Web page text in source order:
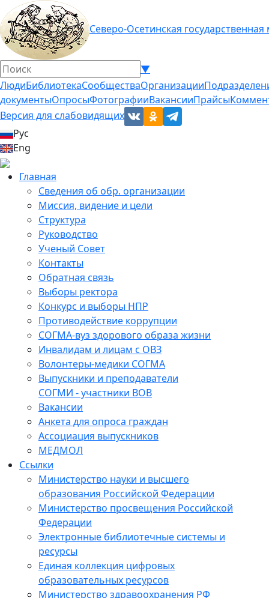
Северо-Осетинская
▼
ЛюдиБиблиотекаСообществаОрганизации
документыОпросыФотографииВакансииПрайсы
Версия для слабовидящих
Рус
Eng
Главная
Сведения об обр. организации
Миссия, видение и цели
Структура
Руководство
Ученый Совет
Контакты
Обратная связь
Выборы ректора
Конкурс и выборы НПР
Противодействие коррупции
СОГМА-вуз здорового образа жизни
Инвалидам и лицам с ОВЗ
Волонтеры-медики СОГМА
Выпускники и преподаватели
СОГМИ - участники ВОВ
Вакансии
Анкета для опроса граждан
Ассоциация выпускников
МЕДМОЛ
Ссылки
Министерство науки и высшего
образования Российской Федерации
Министерство просвещения Российской
Федерации
Электронные библиотечные системы и
ресурсы
Единая коллекция цифровых
образовательных ресурсов
Министерство здравоохранения РФ